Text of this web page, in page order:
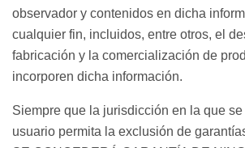
observador y contenidos en dicha
cualquier fin, incluidos, entre otros, el
fabricación y la comercialización de
incorporen dicha información.
Siempre que la jurisdicción en la que se
usuario permita la exclusión de